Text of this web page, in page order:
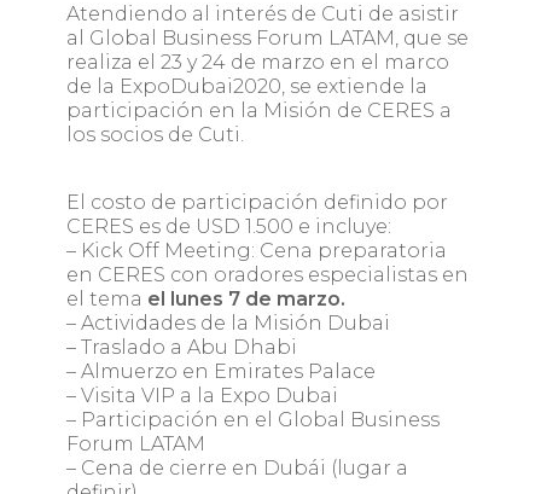
Atendiendo al interés de Cuti de asistir
al Global Business Forum LATAM, que se
realiza el 23 y 24 de marzo en el marco
de la ExpoDubai2020, se extiende la
participación en la Misión de CERES a
los socios de Cuti.
El costo de participación definido por
CERES es de USD 1.500 e incluye:
– Kick Off Meeting: Cena preparatoria
en CERES con oradores especialistas en
el tema el lunes 7 de marzo.
– Actividades de la Misión Dubai
– Traslado a Abu Dhabi
– Almuerzo en Emirates Palace
– Visita VIP a la Expo Dubai
– Participación en el Global Business
Forum LATAM
– Cena de cierre en Dubái (lugar a